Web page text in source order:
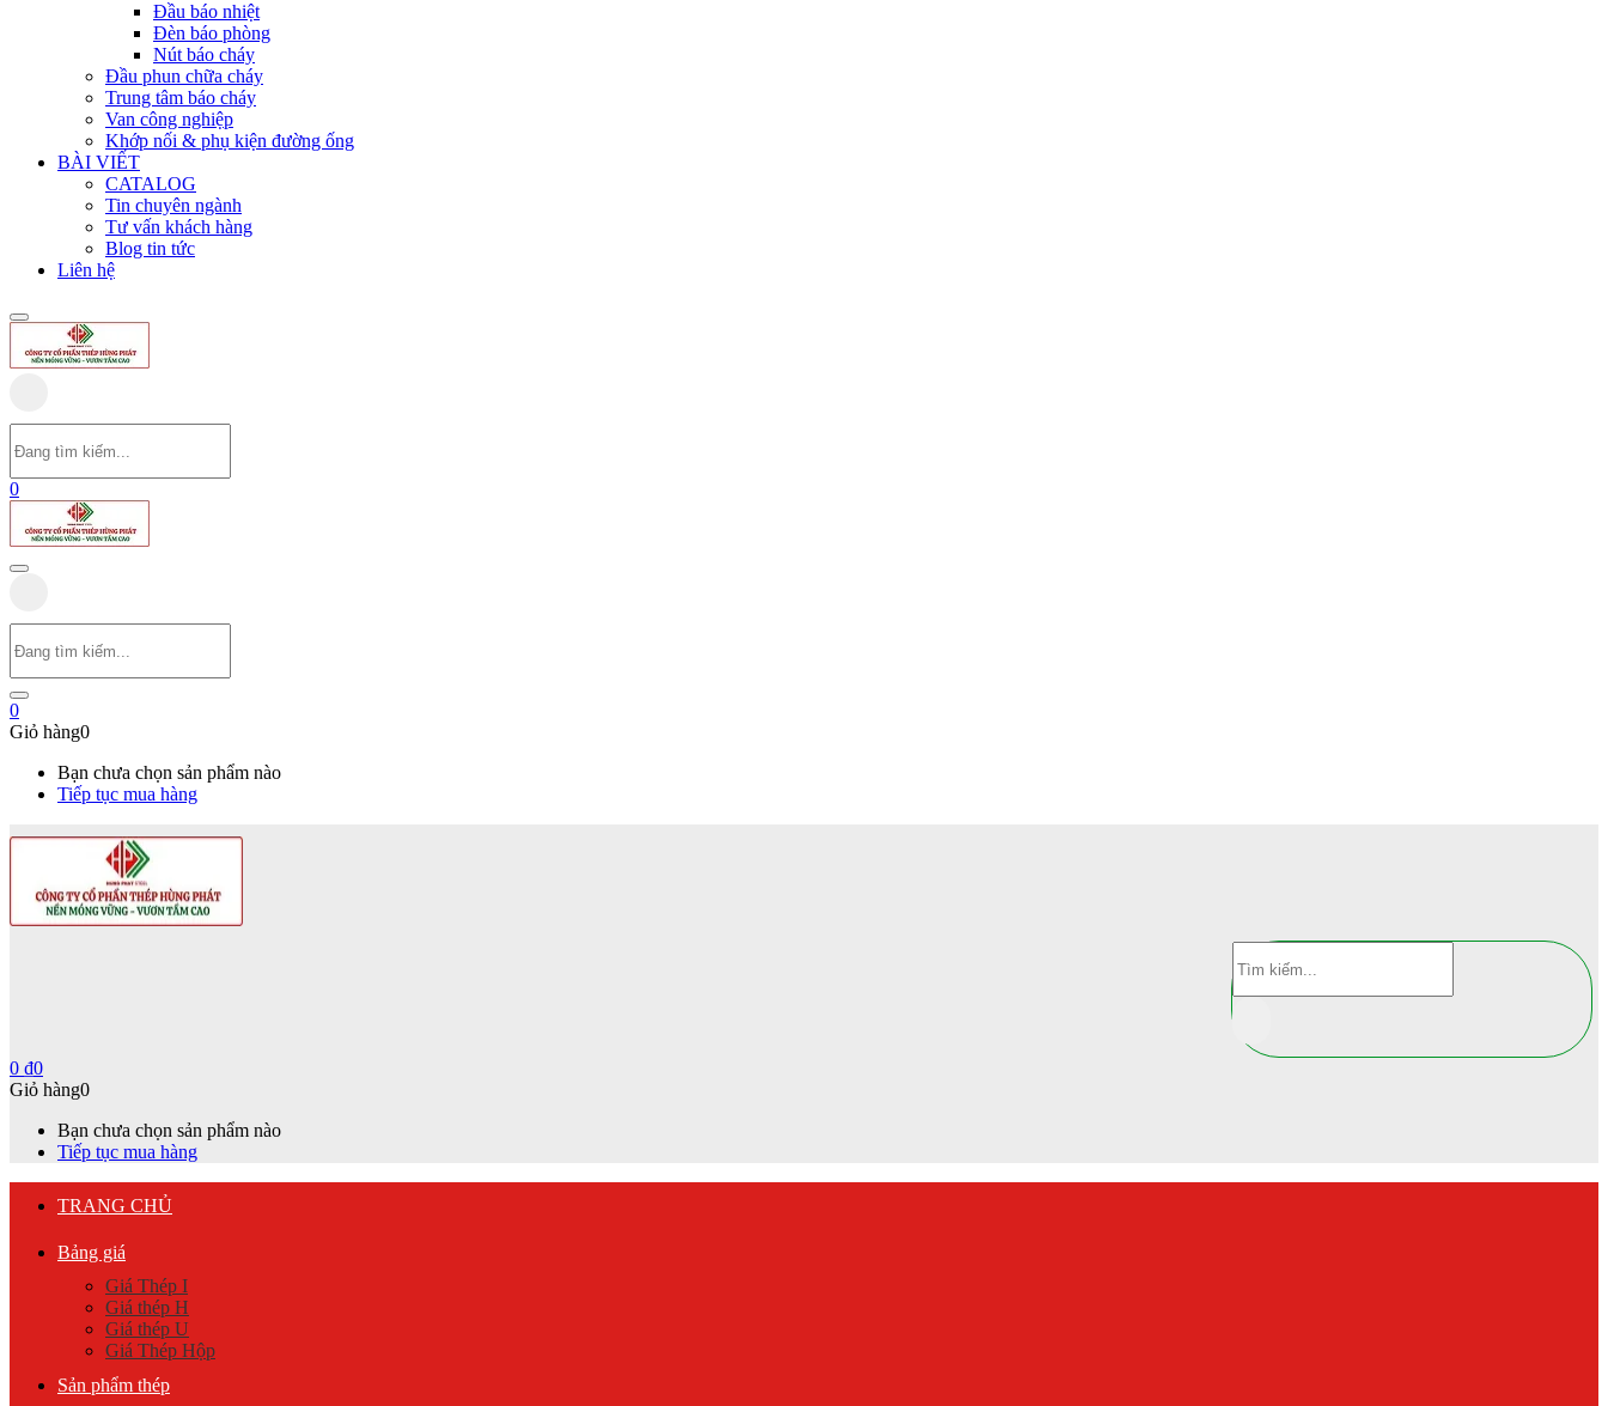
Đầu báo nhiệt
Đèn báo phòng
Nút báo cháy
Đầu phun chữa cháy
Trung tâm báo cháy
Van công nghiệp
Khớp nối & phụ kiện đường ống
BÀI VIẾT
CATALOG
Tin chuyên ngành
Tư vấn khách hàng
Blog tin tức
Liên hệ
0
0
Giỏ hàng0
Bạn chưa chọn sản phẩm nào
Tiếp tục mua hàng
0 ₫0
Giỏ hàng0
Bạn chưa chọn sản phẩm nào
Tiếp tục mua hàng
TRANG CHỦ
Bảng giá
Giá Thép I
Giá thép H
Giá thép U
Giá Thép Hộp
Sản phẩm thép